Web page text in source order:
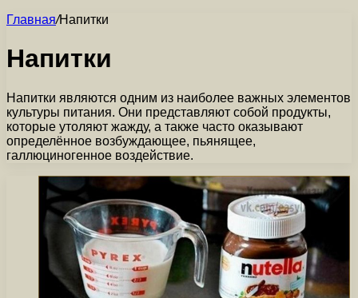
Главная/Напитки
Напитки
Напитки являются одним из наиболее важных элементов
культуры питания. Они представляют собой продукты,
которые утоляют жажду, а также часто оказывают
определённое возбуждающее, пьянящее,
галлюциногенное воздействие.